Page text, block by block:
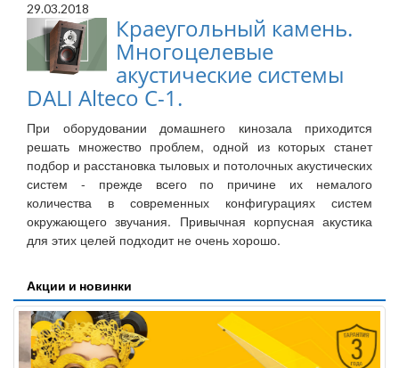
29.03.2018
Краеугольный камень.
Многоцелевые
акустические системы
DALI Alteco C-1.
При оборудовании домашнего кинозала приходится
решать множество проблем, одной из которых станет
подбор и расстановка тыловых и потолочных акустических
систем - прежде всего по причине их немалого
количества в современных конфигурациях систем
окружающего звучания. Привычная корпусная акустика
для этих целей подходит не очень хорошо.
Акции и новинки